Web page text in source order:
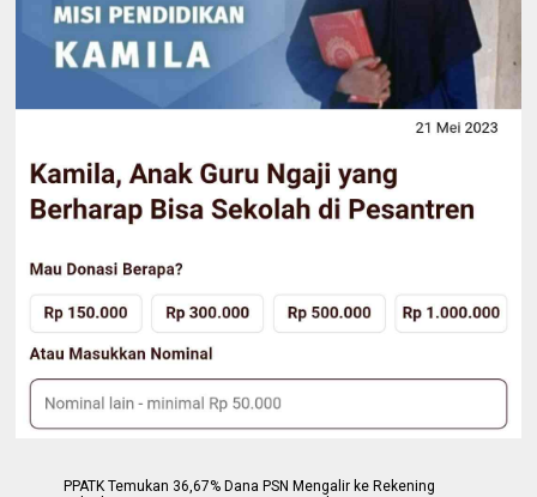
PPATK Temukan 36,67% Dana PSN Mengalir ke Rekening